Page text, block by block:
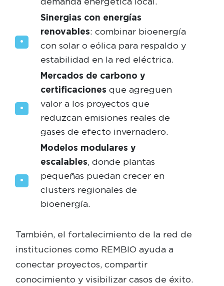
Sinergias con energías
renovables: combinar bioenergía
con solar o eólica para respaldo y
estabilidad en la red eléctrica.
Mercados de carbono y
certificaciones que agreguen
valor a los proyectos que
reduzcan emisiones reales de
gases de efecto invernadero.
Modelos modulares y
escalables, donde plantas
pequeñas puedan crecer en
clusters regionales de
bioenergía.
También, el fortalecimiento de la red de
instituciones como REMBIO ayuda a
conectar proyectos, compartir
conocimiento y visibilizar casos de éxito.